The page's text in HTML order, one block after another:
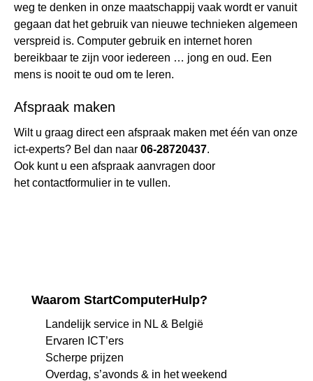
weg te denken in onze maatschappij vaak wordt er vanuit
gegaan dat het gebruik van nieuwe technieken algemeen
verspreid is. Computer gebruik en internet horen
bereikbaar te zijn voor iedereen … jong en oud. Een
mens is nooit te oud om te leren.
Afspraak maken
Wilt u graag direct een afspraak maken met één van onze
ict-experts? Bel dan naar 06-28720437.
Ook kunt u een afspraak aanvragen door
hetcontactformulier in te vullen.
Waarom StartComputerHulp?
Landelijk service in NL & België
Ervaren ICT’ers
Scherpe prijzen
Overdag, s’avonds & in het weekend